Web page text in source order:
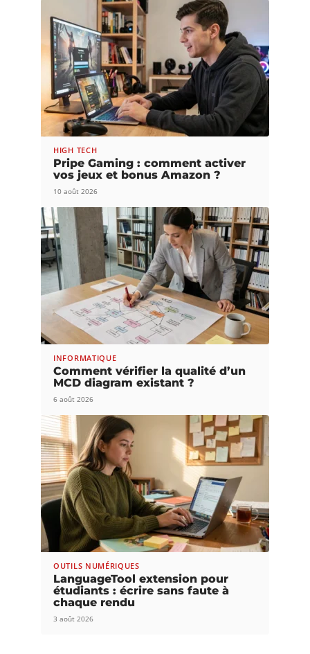
HIGH TECH
Pripe Gaming : comment activer
vos jeux et bonus Amazon ?
10 août 2026
INFORMATIQUE
Comment vérifier la qualité d’un
MCD diagram existant ?
6 août 2026
OUTILS NUMÉRIQUES
LanguageTool extension pour
étudiants : écrire sans faute à
chaque rendu
3 août 2026